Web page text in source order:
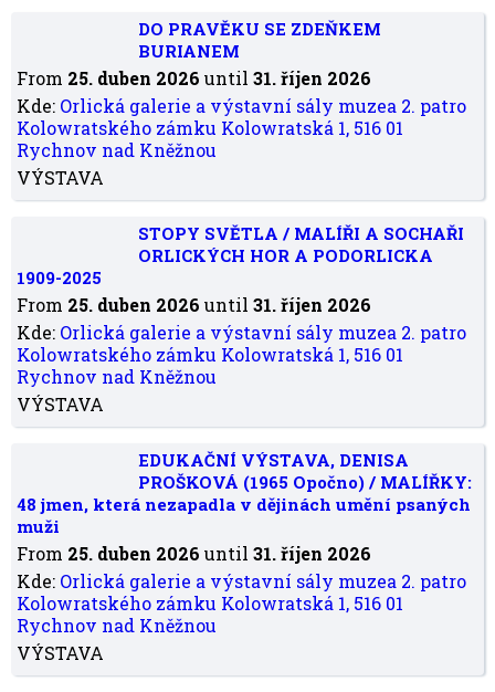
DO PRAVĚKU SE ZDEŇKEM
BURIANEM
From 25. duben 2026 until31. říjen 2026
Kde: Orlická galerie a výstavní sály muzea 2. patro
Kolowratského zámku Kolowratská 1, 516 01
Rychnov nad Kněžnou
VÝSTAVA
STOPY SVĚTLA / MALÍŘI A SOCHAŘI
ORLICKÝCH HOR A PODORLICKA
1909-2025
From 25. duben 2026 until31. říjen 2026
Kde: Orlická galerie a výstavní sály muzea 2. patro
Kolowratského zámku Kolowratská 1, 516 01
Rychnov nad Kněžnou
VÝSTAVA
EDUKAČNÍ VÝSTAVA, DENISA
PROŠKOVÁ (1965 Opočno) / MALÍŘKY:
48 jmen, která nezapadla v dějinách umění psaných
muži
From 25. duben 2026 until31. říjen 2026
Kde: Orlická galerie a výstavní sály muzea 2. patro
Kolowratského zámku Kolowratská 1, 516 01
Rychnov nad Kněžnou
VÝSTAVA